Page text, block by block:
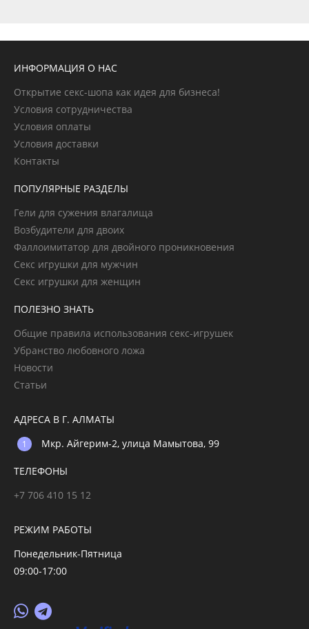
ИНФОРМАЦИЯ О НАС
Открытие секс-шопа как идея для бизнеса!
Условия сотрудничества
Условия оплаты
Условия доставки
Контакты
ПОПУЛЯРНЫЕ РАЗДЕЛЫ
Гели для сужения влагалища
Возбудители для двоих
Фаллоимитатор для двойного проникновения
Секс игрушки для мужчин
Секс игрушки для женщин
ПОЛЕЗНО ЗНАТЬ
Общие правила использования секс-игрушек
Убранство любовного ложа
Новости
Статьи
АДРЕСА В Г. АЛМАТЫ
Мкр. Айгерим-2, улица Мамытова, 99
ТЕЛЕФОНЫ
+7 706 410 15 12
РЕЖИМ РАБОТЫ
Понедельник-Пятница
09:00-17:00